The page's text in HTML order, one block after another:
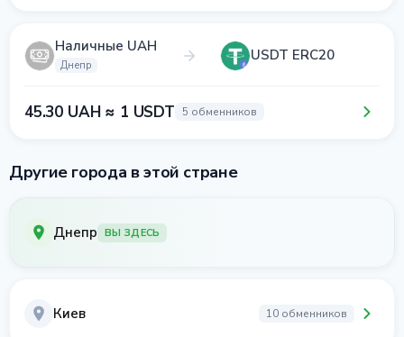
Наличные UAH
Днепр
USDT ERC20
45.30 UAH ≈ 1 USDT 5 обменников
Другие города в этой стране
Днепр ВЫ ЗДЕСЬ
Киев 10 обменников